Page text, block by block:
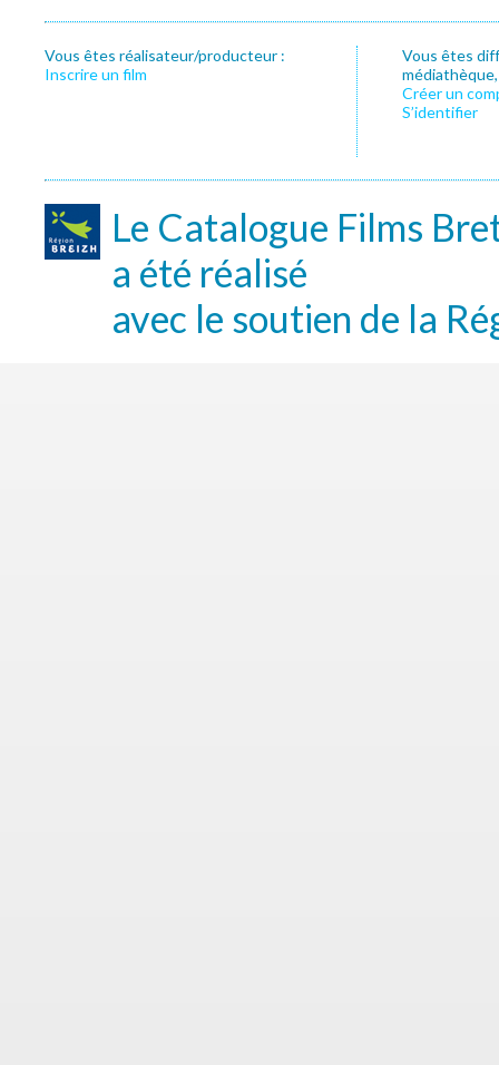
Vous êtes réalisateur/producteur :
Inscrire un film
Vous êtes
Créer un
S’identifier
Le Catalogue Films
a été réalisé
avec le soutien de la